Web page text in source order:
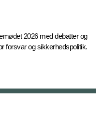
2026 med debatter og
forsvar og sikkerhedspolitik.